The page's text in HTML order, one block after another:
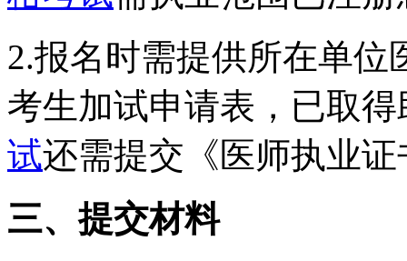
2.报名时需提供所在单
考生加试申请表，已取
试还需提交《医师执业
三、提交材料